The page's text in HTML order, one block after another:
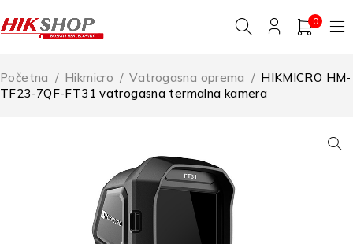
0
Početna / Hikmicro / Vatrogasna oprema / HIKMICRO HM-
TF23-7QF-FT31 vatrogasna termalna kamera